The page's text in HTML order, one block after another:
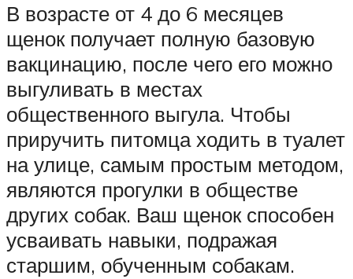
В возрасте от 4 до 6 месяцев
щенок получает полную базовую
вакцинацию, после чего его можно
выгуливать в местах
общественного выгула. Чтобы
приручить питомца ходить в туалет
на улице, самым простым методом,
являются прогулки в обществе
других собак. Ваш щенок способен
усваивать навыки, подражая
старшим, обученным собакам.